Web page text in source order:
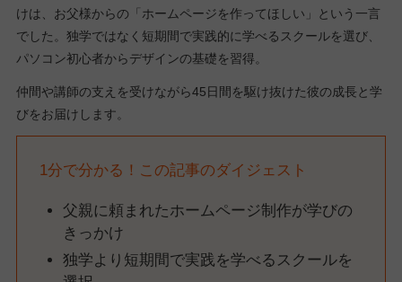
けは、お父様からの「ホームページを作ってほしい」という一言
でした。独学ではなく短期間で実践的に学べるスクールを選び、
パソコン初心者からデザインの基礎を習得。
仲間や講師の支えを受けながら45日間を駆け抜けた彼の成長と学
びをお届けします。
1分で分かる！この記事のダイジェスト
父親に頼まれたホームページ制作が学びの
きっかけ
独学より短期間で実践を学べるスクールを